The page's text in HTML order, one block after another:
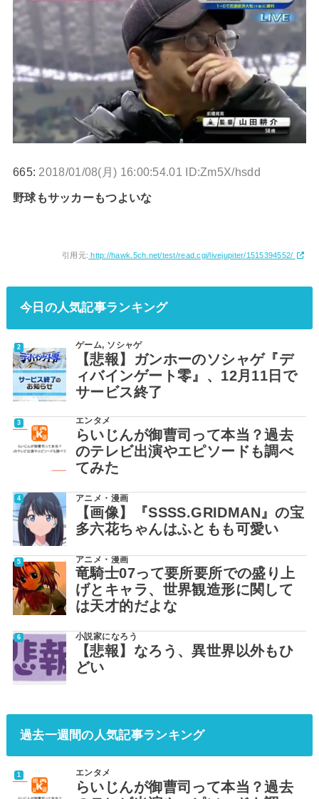
665: 2018/01/08(月) 16:00:54.01 ID:Zm5X/hsdd
野球もサッカーもつよいな
引用元: http://hawk.5ch.net/test/read.cgi/livejupiter/1515394552/
今日の人気記事ランキング
ゲーム, ソシャゲ
【悲報】ガンホーのソシャゲ『デ
ィバインゲート零』、12月11日で
サービス終了
エンタメ
らいじんが御曹司って本当？過去
のテレビ出演やエピソードも調べ
てみた
アニメ・漫画
【画像】『SSSS.GRIDMAN』の宝
多六花ちゃんはふともも可愛い
アニメ・漫画
竜騎士07って要所要所での盛り上
げとキャラ、世界観造形に関して
は天才的だよな
小説家になろう
【悲報】なろう、異世界以外もひ
どい
過去一週間の人気記事ランキング
エンタメ
らいじんが御曹司って本当？過去